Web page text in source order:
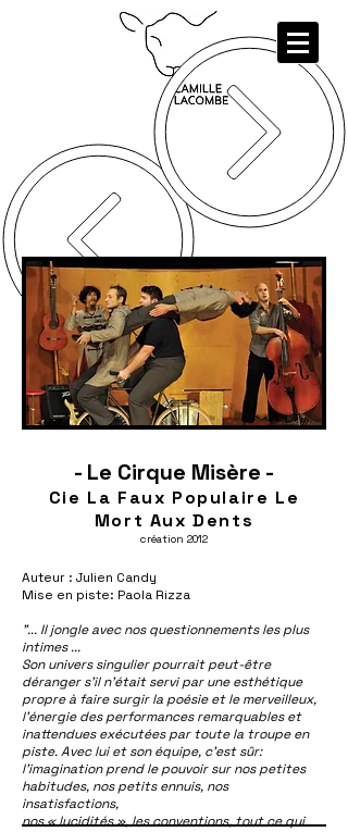
- Le Cirque Misère -
Cie La Faux Populaire Le
Mort Aux Dents
création 2012
Auteur : Julien Candy
Mise en piste: Paola Rizza
"... Il jongle avec nos questionnements les plus
intimes ...
Son univers singulier pourrait peut-être
déranger s'il n'était servi par une esthétique
propre à faire surgir la poésie et le merveilleux,
l'énergie des performances remarquables et
inattendues exécutées par toute la troupe en
piste. Avec lui et son équipe, c'est sûr:
l’imagination prend le pouvoir sur nos petites
habitudes, nos petits ennuis, nos
insatisfactions,
nos « lucidités », les conventions, tout ce qui